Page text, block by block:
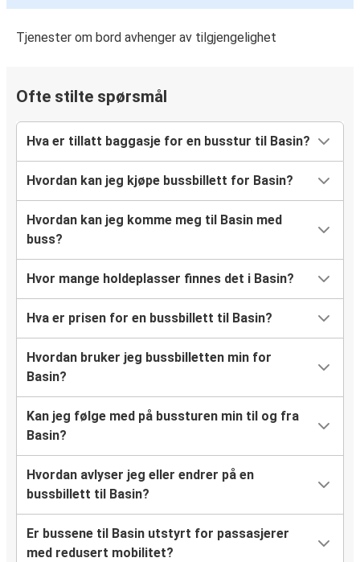
Tjenester om bord avhenger av tilgjengelighet
Ofte stilte spørsmål
Hva er tillatt baggasje for en busstur til Basin?
Hvordan kan jeg kjøpe bussbillett for Basin?
Hvordan kan jeg komme meg til Basin med
buss?
Hvor mange holdeplasser finnes det i Basin?
Hva er prisen for en bussbillett til Basin?
Hvordan bruker jeg bussbilletten min for
Basin?
Kan jeg følge med på bussturen min til og fra
Basin?
Hvordan avlyser jeg eller endrer på en
bussbillett til Basin?
Er bussene til Basin utstyrt for passasjerer
med redusert mobilitet?